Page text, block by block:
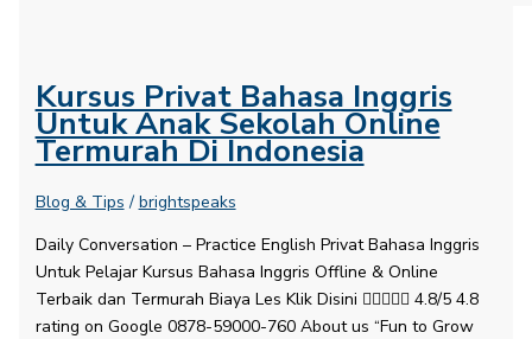
Kursus Privat Bahasa Inggris
Untuk Anak Sekolah Online
Termurah Di Indonesia
Blog & Tips / brightspeaks
Daily Conversation – Practice English​ Privat Bahasa Inggris
Untuk Pelajar Kursus Bahasa Inggris Offline & Online
Terbaik dan Termurah Biaya Les Klik Disini  4.8/5 4.8
rating on Google 0878-59000-760 About us “Fun to Grow